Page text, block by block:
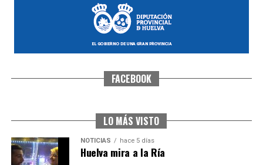
FACEBOOK
LO MÁS VISTO
NOTICIAS hace 5 días
Huelva mira a la Ría